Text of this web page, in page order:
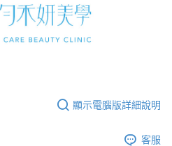
顯示電腦版詳細說明
客服